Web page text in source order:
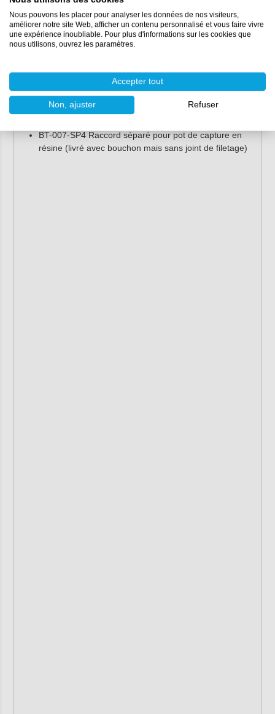
BT-007-SP2 Raccordement complet pour pot de
capture de résine pour 16 et 24 litres (1x débit,
accouplement et bouchon d'insertion. Livré avec un
BT-007-SP3 Raccordement complet pour pot de
capture en résine pour 50 litres (4x le débit, le raccord
et le bouchon. Est livré avec un joint fileté)
BT-007-SP4 Raccord séparé pour pot de capture en
résine (livré avec bouchon mais sans joint de filetage)
Nous pouvons les placer pour analyser les données de nos visiteurs,
améliorer notre site Web, afficher un contenu personnalisé et vous faire vivre
une expérience inoubliable. Pour plus d'informations sur les cookies que
nous utilisons, ouvrez les paramètres.
Accepter tout
Non, ajuster Refuser